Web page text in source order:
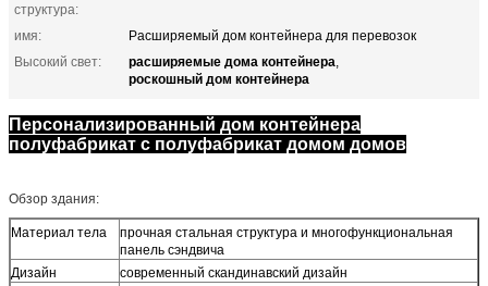
структура:
имя:
Расширяемый дом контейнера для перевозок
Высокий свет:
расширяемые дома контейнера,
роскошный дом контейнера
Персонализированный дом контейнера
полуфабрикат с полуфабрикат домом домов
Обзор здания:
Материал тела
прочная стальная структура и многофункциональная
панель сэндвича
Дизайн
современный скандинавский дизайн